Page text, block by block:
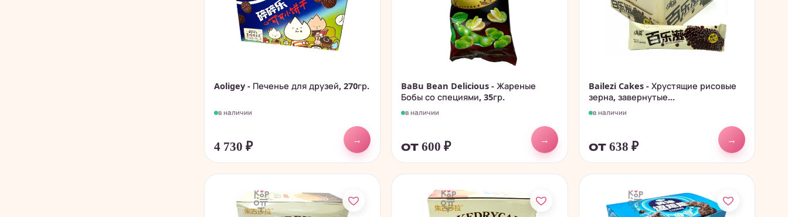
Aoligey - Печенье для друзей, 270гр.
в наличии
4 730 ₽
→
BaBu Bean Delicious - Жареные
Бобы со специями, 35гр.
в наличии
от 600₽
→
Bailezi Cakes - Хрустящие рисовые
зерна, завернутые...
в наличии
от 638 ₽
→